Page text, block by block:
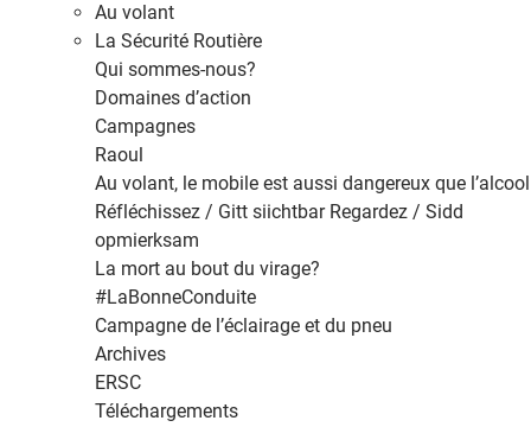
Au volant
La Sécurité Routière
Qui sommes-nous?
Domaines d’action
Campagnes
Raoul
Au volant, le mobile est aussi dangereux que l’alcool
Réfléchissez / Gitt siichtbar Regardez / Sidd
opmierksam
La mort au bout du virage?
#LaBonneConduite
Campagne de l’éclairage et du pneu
Archives
ERSC
Téléchargements